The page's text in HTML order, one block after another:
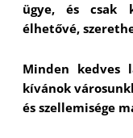
ügye, és csak
élhetővé,
Minden kedves
kívánok
és szellemisége